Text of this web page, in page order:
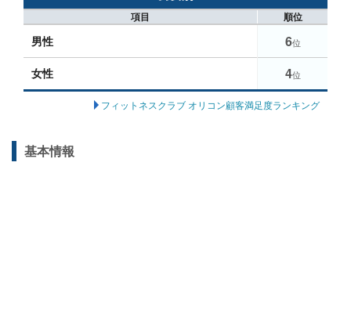
項目 順位
男性 6位
女性 4位
フィットネスクラブ オリコン顧客満足度ランキング
基本情報